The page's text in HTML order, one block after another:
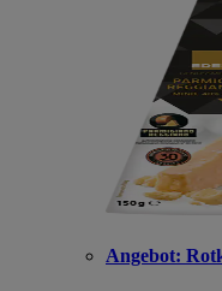
Angebot: